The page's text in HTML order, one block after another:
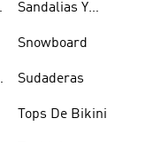
Sandalias Y
Snowboard
Sudaderas
Tops De Bikini